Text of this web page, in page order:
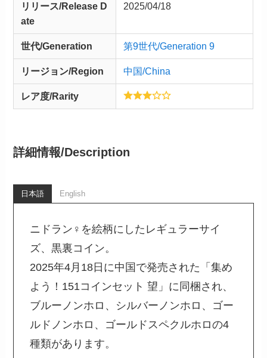
リリース/Release D
ate
2025/04/18
世代/Generation 第9世代/Generation 9
リージョン/Region 中国/China
レア度/Rarity
詳細情報/Description
日本語 English
ニドラン♀を絵柄にしたレギュラーサイ
ズ、黒裏コイン。
2025年4月18日に中国で発売された「集め
よう！151コインセット 望」に同梱され、
ブルーノンホロ、シルバーノンホロ、ゴー
ルドノンホロ、ゴールドスペクルホロの4
種類があります。